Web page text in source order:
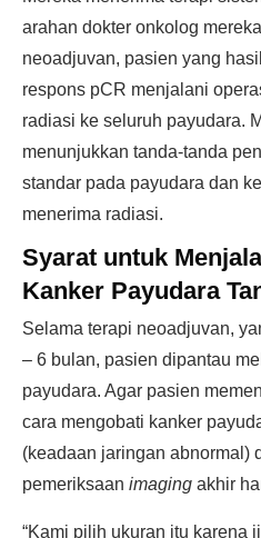
arahan dokter onkolog
neoadjuvan, pasien yang
respons pCR menjalani
radiasi ke seluruh payudara.
menunjukkan tanda-tanda
standar pada payudara dan
menerima radiasi.
Syarat untuk
Kanker Payudara
Selama terapi neoadjuvan,
– 6 bulan, pasien dipantau
payudara. Agar pasien
cara mengobati kanker
(keadaan jaringan abnormal)
pemeriksaan imaging akhir
“Kami pilih ukuran itu karena